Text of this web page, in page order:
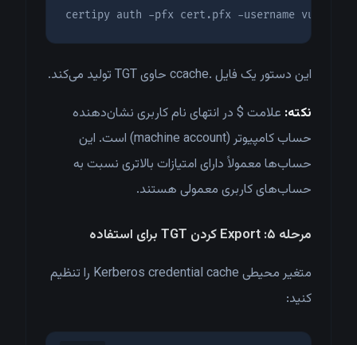
certipy auth -pfx cert.pfx -username
این دستور یک فایل .ccache حاوی TGT تولید می‌کند.
نکته: علامت $ در انتهای نام کاربری نشان‌دهنده
حساب کامپیوتر (machine account) است. این
حساب‌ها معمولاً دارای امتیازات بالاتری نسبت به
حساب‌های کاربری معمولی هستند.
مرحله ۵: Export کردن TGT برای استفاده
متغیر محیطی Kerberos credential cache را تنظیم
کنید: